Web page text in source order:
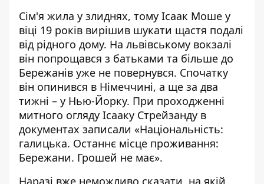
Сім'я жила у злиднях, тому Ісаак Моше у
віці 19 років вирішив шукати щастя подалі
від рідного дому. На львівському вокзалі
він попрощався з батьками та більше до
Бережанів уже не повернувся. Спочатку
він опинився в Німеччині, а ще за два
тижні – у Нью-Йорку. При проходженні
митного огляду Ісааку Стрейзанду в
документах записали «Національність:
галицька. Останнє місце проживання:
Бережани. Грошей не має».
Наразі вже неможливо сказати, на якій